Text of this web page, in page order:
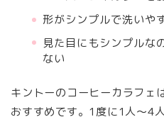
形がシンプルで洗いや
見た目にもシンプルな
ない
キントーのコーヒーカラフェ
おすすめです。1度に1人～4